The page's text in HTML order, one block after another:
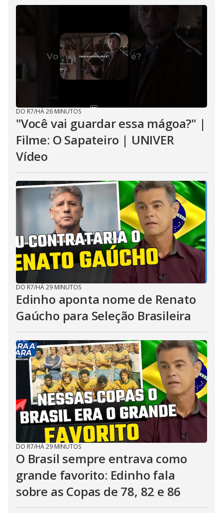
DO R7/HÁ 26 MINUTOS
"Você vai guardar essa mágoa?" |
Filme: O Sapateiro | UNIVER
Vídeo
DO R7/HÁ 29 MINUTOS
Edinho aponta nome de Renato
Gaúcho para Seleção Brasileira
DO R7/HÁ 29 MINUTOS
O Brasil sempre entrava como
grande favorito: Edinho fala
sobre as Copas de 78, 82 e 86